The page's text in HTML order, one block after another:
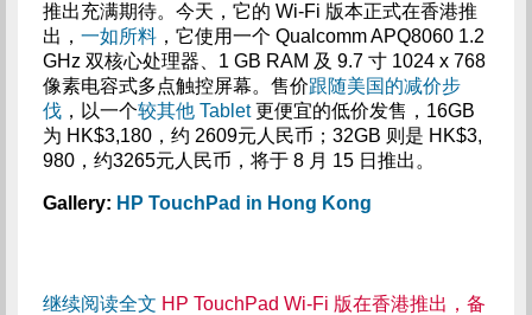
推出充满期待。今天，它的 Wi-Fi 版本正式在香港推
出， 一如所料，它使用一个 Qualcomm APQ8060 1.2
GHz 双核心处理器、1 GB RAM 及 9.7 寸 1024 x 768
像素电容式多点触控屏幕。售价跟随美国的减价步
伐，以一个较其他 Tablet更便宜的低价发售，16GB
为 HK$3,180，约 2609元人民币；32GB 则是 HK$3,
980，约3265元人民币，将于 8 月 15 日推出。
Gallery: HP TouchPad in Hong Kong
继续阅读全文 HP TouchPad Wi-Fi 版在香港推出，备